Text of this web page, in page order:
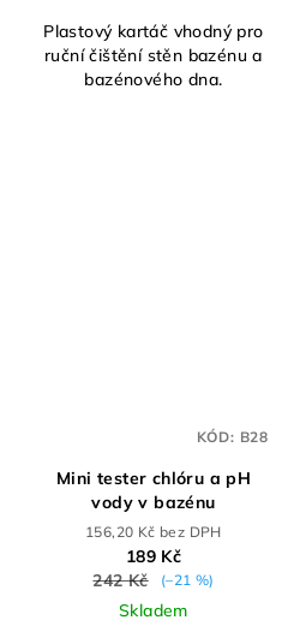
Plastový kartáč vhodný pro
ruční čištění stěn bazénu a
bazénového dna.
Mini tester chlóru a pH
vody v bazénu
156,20 Kč bez DPH
189 Kč
242 Kč
(–21 %)
Skladem
KÓD: B28